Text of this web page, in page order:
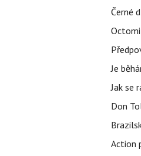
Černé
Je
Jak se
Don
Action